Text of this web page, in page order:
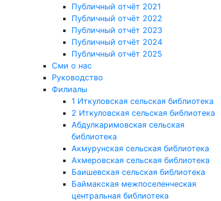
Публичный отчёт 2021
Публичный отчёт 2022
Публичный отчёт 2023
Публичный отчёт 2024
Публичный отчёт 2025
Сми о нас
Руководство
Филиалы
1 Иткуловская сельская библиотека
2 Иткуловская сельская библиотека
Абдулкаримовская сельская
библиотека
Акмурунская сельская библиотека
Ахмеровская сельская библиотека
Баишевская сельская библиотека
Баймакская межпоселенческая
центральная библиотека